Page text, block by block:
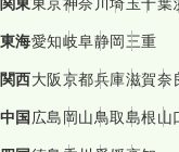
東海愛知岐阜静岡三重
関西大阪京都兵庫滋賀奈
中国広島岡山鳥取島根山